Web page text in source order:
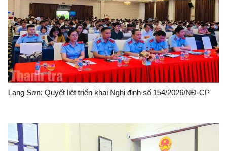
Lạng Sơn: Quyết liệt triển khai Nghị định số 154/2026/NĐ-CP